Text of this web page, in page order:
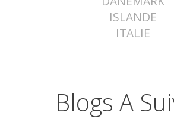
ISLANDE
ITALIE
Blogs A